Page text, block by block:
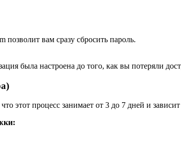
вам сразу сбросить пароль.
была настроена до того, как вы потеряли
этот процесс занимает от 3 до 7 дней и